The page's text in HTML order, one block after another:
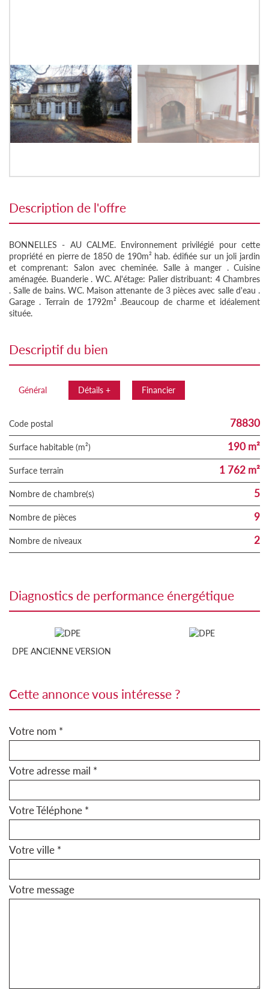
description de l'offre
BONNELLES - AU CALME. Environnement privilégié pour cette
propriété en pierre de 1850 de 190m² hab. édifiée sur un joli jardin
et comprenant: Salon avec cheminée. Salle à manger . Cuisine
aménagée. Buanderie . WC. Al'étage: Palier distribuant: 4 Chambres
. Salle de bains. WC. Maison attenante de 3 pièces avec salle d'eau .
Garage . Terrain de 1792m² .Beaucoup de charme et idéalement
située.
descriptif du bien
Général Détails + Financier
Code postal 78830
Surface habitable (m²) 190 m²
surface terrain 1 762 m²
Nombre de chambre(s) 5
Nombre de pièces 9
Nombre de niveaux 2
diagnostics de performance énergétique
DPE ANCIENNE VERSION
cette annonce vous intéresse ?
Votre nom *
Votre adresse mail *
Votre Téléphone *
Votre ville *
Votre message